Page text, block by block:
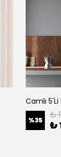
Camlı
%35 ₺
₺